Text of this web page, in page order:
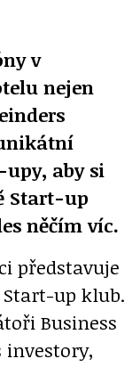
v
nejen
aby si
Start-up
něčím víc.
představuje
up klub.
Business